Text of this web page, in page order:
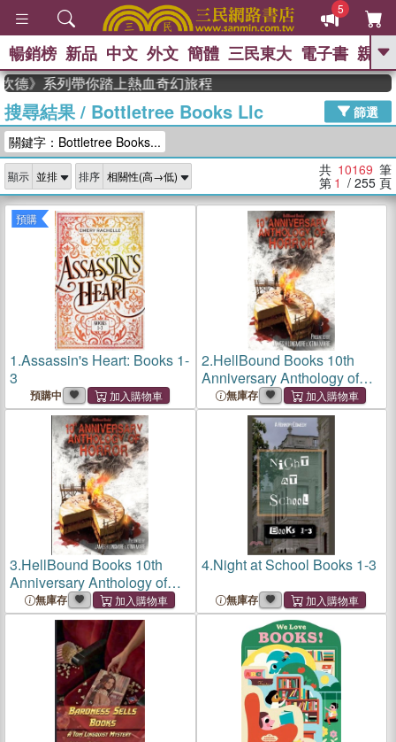
5
GO
熱搜： 東野圭吾 高希均教授回憶錄
、 The Odyssey 、 父親節 、 花開錦
李登輝時代 、 數學女孩：黎曼猜想
、
如果歷史是一
群喵 、 臺灣漫遊錄
暢銷榜 新品 中文 外文 簡體 三民東大 電子書 親子
列帶你踏上熱血奇幻旅程
搜尋結果/ Bottletree Books Llc
篩選
關鍵字：Bottletree Books...
顯示 排序 共 10169 筆
第 1 / 255 頁
預購
1.Assassin's Heart: Books 1-
3
預購中
2.HellBound Books 10th
Anniversary Anthology of
Horror無庫存
3.HellBound Books 10th
Anniversary Anthology of
Horror無庫存
4.Night at School Books 1-3
無庫存